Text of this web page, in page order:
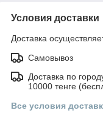
Условия доставки
Доставка
Самовывоз
Доставка по
10000 тенге
Все условия